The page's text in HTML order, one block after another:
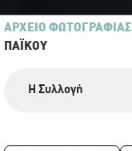
ΑΡΧΕΙΟ ΦΩΤΟΓΡΑΦΙΑΣ
ΠΑΪ́ΚΟΥ
Η Συλλογή